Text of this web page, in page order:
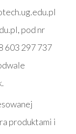
pod nr
603 297 737
produktami i